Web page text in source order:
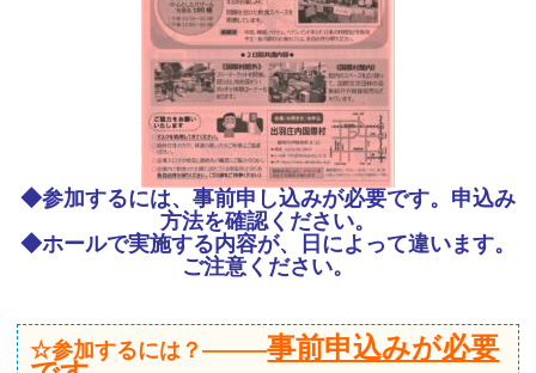
◆参加するには、事前申し込みが必要です。申込み
方法を確認ください。
◆ホールで実施する内容が、日によって違います。
ご注意ください。
☆参加するには？———事前申込みが必要